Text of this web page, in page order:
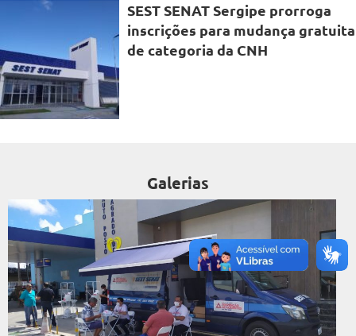
SEST SENAT Sergipe prorroga
inscrições para mudança gratuita
de categoria da CNH
Galerias